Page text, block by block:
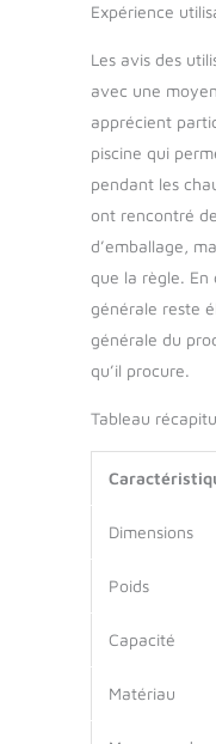
Expérience
Les avis des
avec une
apprécient
piscine qui
pendant les
ont rencontré
d’emballage,
que la règle. En
générale reste
générale du
qu’il procure.
Tableau
Dimensions
Poids
Capacité
Matériau